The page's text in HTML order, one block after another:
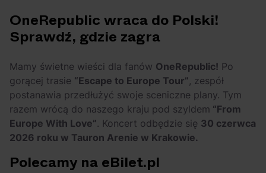
Festiwal OFF Festival 04.08.2026
OFF Festival 2026 –
nocne koncerty
warte uwagi!
High Five
High Five: pięć
najciekawszych
wydarzeń w polskim
rapie [czerwiec i
lipiec 2026]
OneRepublic wraca do Polski!
Sprawdź, gdzie zagra
Mamy świetne wieści dla fanów OneRepublic! Po
gorącej trasie “Escape to Europe Tour”, zespół
postanawia przedłużyć swoje sceniczne plany. Tym
razem wrócą do naszego kraju pod szyldem “From
Europe With Love”. Koncert odbędzie się 30 czerwca
2026 roku w Tauron Arenie w Krakowie.
Polecamy na eBilet.pl